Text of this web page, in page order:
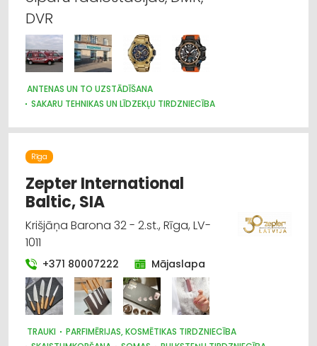
DVR
ANTENAS UN TO UZSTĀDĪŠANA
SAKARU TEHNIKAS UN LĪDZEKĻU TIRDZNIECĪBA
SAKARU TEHNIKAS UN LĪDZEKĻU LABOŠANA, SERVISS
PULKSTEŅU TIRDZNIECĪBA
APSARDZE: AIZSARGIERĪCES, SISTĒMAS, VIDEONOVĒROŠANA
Rīga
Zepter International
Baltic, SIA
Krišjāņa Barona 32 - 2.st., Rīga, LV-
1011
+371 80007222 Mājaslapa
TRAUKI
PARFIMĒRIJAS, KOSMĒTIKAS TIRDZNIECĪBA